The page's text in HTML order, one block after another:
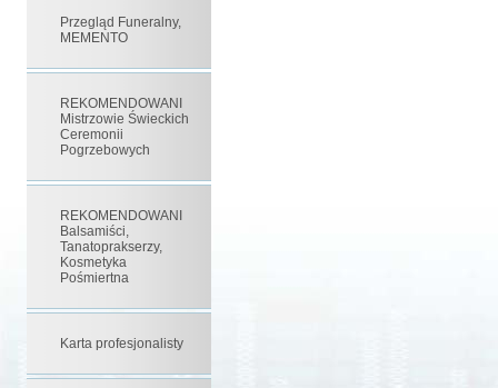
Przegląd Funeralny,
MEMENTO
REKOMENDOWANI
Mistrzowie Świeckich
Ceremonii
Pogrzebowych
REKOMENDOWANI
Balsamiści,
Tanatoprakserzy,
Kosmetyka
Pośmiertna
Karta profesjonalisty